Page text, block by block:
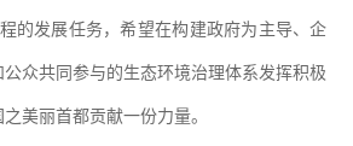
的发展任务，希望在构建政府为主导、企
众共同参与的生态环境治理体系发挥积极
美丽首都贡献一份力量。